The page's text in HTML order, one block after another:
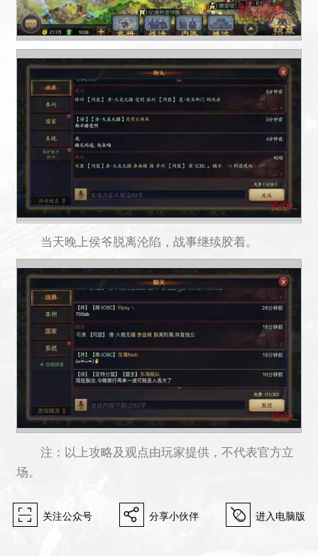
当天晚上侯爷脱离沦陷，战事继续胶着。
注：以上攻略及观点由玩家提供，不代表官方立
场。
򰀁 关注公众号 򰀂 分享小伙伴 򰀄 进入电脑版